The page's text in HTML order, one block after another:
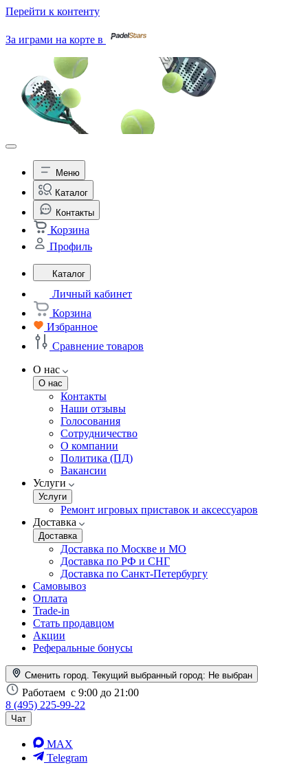
Перейти к контенту
За играми на корте в
Меню
Каталог
Контакты
Корзина
Профиль
Каталог
Личный кабинет
Корзина
Избранное
Сравнение товаров
О нас
О нас
Контакты
Наши отзывы
Голосования
Сотрудничество
О компании
Политика (ПД)
Вакансии
Услуги
Услуги
Ремонт игровых приставок и аксессуаров
Доставка
Доставка
Доставка по Москве и МО
Доставка по РФ и СНГ
Доставка по Санкт-Петербургу
Самовывоз
Оплата
Trade-in
Стать продавцом
Акции
Реферальные бонусы
Сменить город. Текущий выбранный город: Не выбран
Работаем с 9:00 до 21:00
8 (495) 225-99-22
Чат
MAX
Telegram